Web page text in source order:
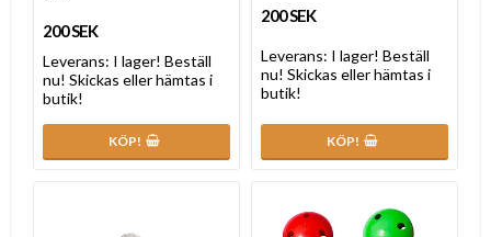
200 SEK
Leverans: I lager! Beställ
nu! Skickas eller hämtas i
butik!
KÖP!
200 SEK
Leverans: I lager! Beställ
nu! Skickas eller hämtas i
butik!
KÖP!